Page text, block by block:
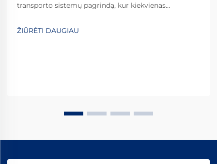
transporto sistemų pagrindą, kur kiekvienas
efektyvumo palaikymui. Tarp šių būtinų komponentų,
geležinkelio „šuns“ vinčių vaidmuo yra vienas iš
ŽIŪRĖTI DAUGIAU